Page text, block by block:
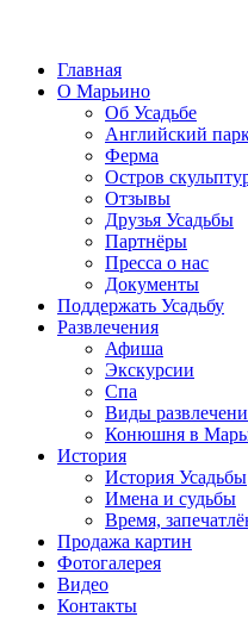
Главная
О Марьино
Об Усадьбе
Английский
Ферма
Остров
Отзывы
Друзья Усадьбы
Партнёры
Пресса о нас
Документы
Поддержать Усадьбу
Развлечения
Афиша
Экскурсии
Спа
Виды
Конюшня в
История
История Усадьбы
Имена и судьбы
Время,
Продажа картин
Фотогалерея
Видео
Контакты